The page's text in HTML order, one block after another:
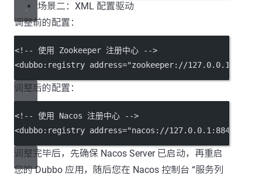
场景二：XML 配置驱动
调整前的配置：
<!-- 使用 Zookeeper 注册中心 -->
<dubbo:registry address="zookeeper://127.0.0.1:2181"
调整后的配置：
<!-- 使用 Nacos 注册中心 -->
<dubbo:registry address="nacos://127.0.0.1:8848"
调整完毕后，先确保 Nacos Server 已启动，再重启
您的 Dubbo 应用，随后您在 Nacos 控制台 “服务列